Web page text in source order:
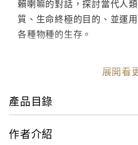
賴喇嘛的對話，探討當代人
質、生命終極的目的、並運
各種物種的生存。
在我們生存的星球逐漸面臨
會到全世界各行各業人士，
世界仍然充滿希望。人類互
彼此的休戚相關。發展慈悲心
每天早晨醒來，我們對自己
展開看
產品目錄
作者介紹